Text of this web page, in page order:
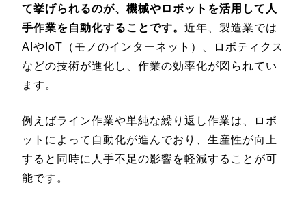
て挙げられるのが、機械やロボットを活用して人
手作業を自動化することです。 近年、製造業では
AIやIoT（モノのインターネット）、ロボティクス
などの技術が進化し、作業の効率化が図られてい
ます。
例えばライン作業や単純な繰り返し作業は、ロボ
ットによって自動化が進んでおり、生産性が向上
すると同時に人手不足の影響を軽減することが可
能です。